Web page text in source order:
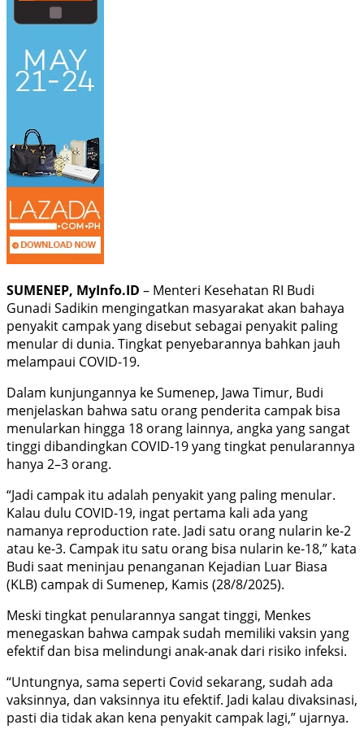
SUMENEP, MyInfo.ID – Menteri Kesehatan RI Budi
Gunadi Sadikin mengingatkan masyarakat akan bahaya
penyakit campak yang disebut sebagai penyakit paling
menular di dunia. Tingkat penyebarannya bahkan jauh
melampaui COVID-19.
Dalam kunjungannya ke Sumenep, Jawa Timur, Budi
menjelaskan bahwa satu orang penderita campak bisa
menularkan hingga 18 orang lainnya, angka yang sangat
tinggi dibandingkan COVID-19 yang tingkat penularannya
hanya 2–3 orang.
“Jadi campak itu adalah penyakit yang paling menular.
Kalau dulu COVID-19, ingat pertama kali ada yang
namanya reproduction rate. Jadi satu orang nularin ke-2
atau ke-3. Campak itu satu orang bisa nularin ke-18,” kata
Budi saat meninjau penanganan Kejadian Luar Biasa
(KLB) campak di Sumenep, Kamis (28/8/2025).
Meski tingkat penularannya sangat tinggi, Menkes
menegaskan bahwa campak sudah memiliki vaksin yang
efektif dan bisa melindungi anak-anak dari risiko infeksi.
“Untungnya, sama seperti Covid sekarang, sudah ada
vaksinnya, dan vaksinnya itu efektif. Jadi kalau divaksinasi,
pasti dia tidak akan kena penyakit campak lagi,” ujarnya.